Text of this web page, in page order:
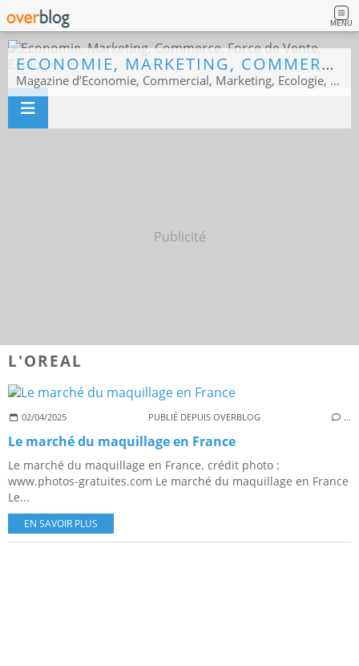
MENU
ECONOMIE, MARKETING, COMMERCE, FORCE DE VENTE, ECOLOGIE
Magazine d’Economie, Commercial, Marketing, Ecologie, Sport business
Publicité
L'OREAL
02/04/2025 PUBLIÉ DEPUIS OVERBLOG …
Le marché du maquillage en France
Le marché du maquillage en France. crédit photo :
www.photos-gratuites.com Le marché du maquillage en France
Le...
EN SAVOIR PLUS